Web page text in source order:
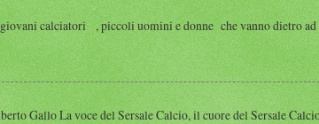
calciatori , piccoli uomini e donne che vanno dietro ad
Gallo La voce del Sersale Calcio, il cuore del Sersale